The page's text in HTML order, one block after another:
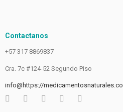
Contactanos
+57 317 8869837
Cra. 7c #124-52 Segundo Piso
info@https://medicamentosnaturales.co